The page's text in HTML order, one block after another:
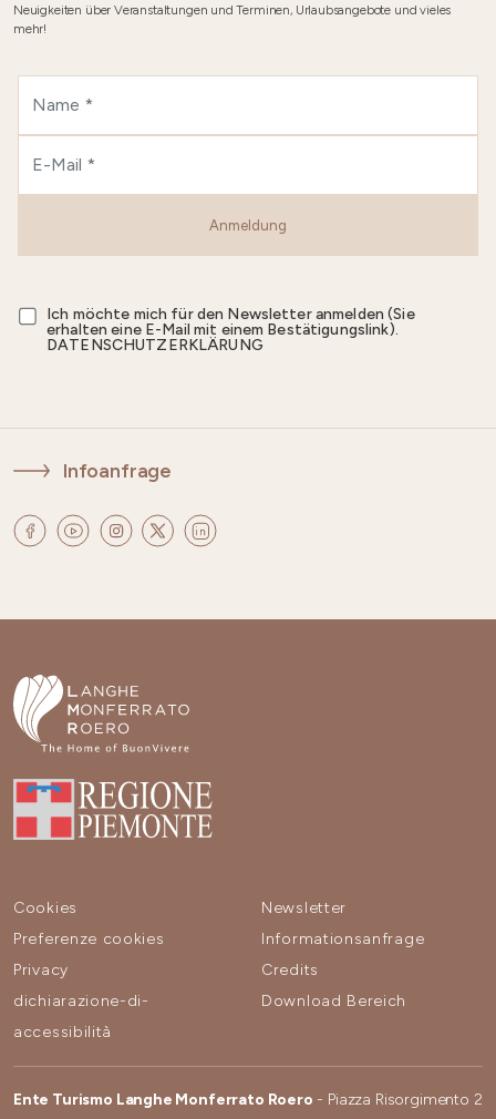
Neuigkeiten über Veranstaltungen und Terminen, Urlaubsangebote und vieles
mehr!
Anmeldung
Ich möchte mich für den Newsletter anmelden (Sie
erhalten eine E-Mail mit einem Bestätigungslink).
DATENSCHUTZERKLÄRUNG
Infoanfrage
Cookies
Preferenze cookies
Privacy
dichiarazione-di-
accessibilità
Newsletter
Informationsanfrage
Credits
Download Bereich
Ente Turismo Langhe Monferrato Roero - Piazza Risorgimento 2